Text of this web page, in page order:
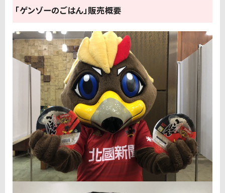
「ゲンゾーのごはん」販売概要